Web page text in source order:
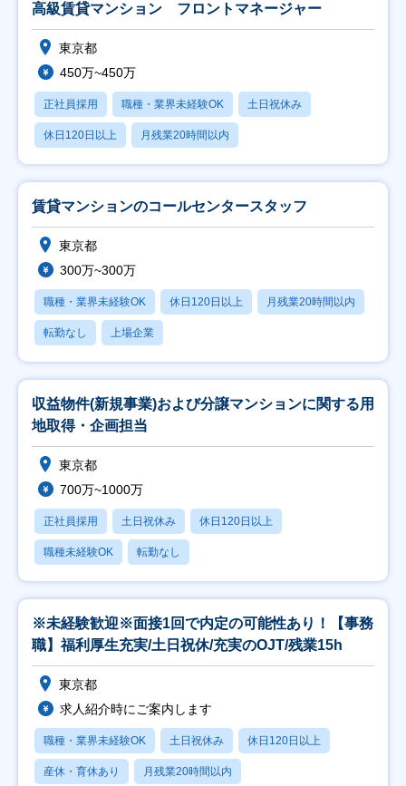
高級賃貸マンション フロントマネージャー
東京都
450万~450万
正社員採用 職種・業界未経験OK 土日祝休み
休日120日以上 月残業20時間以内
賃貸マンションのコールセンタースタッフ
東京都
300万~300万
職種・業界未経験OK 休日120日以上 月残業20時間以内
転勤なし 上場企業
収益物件(新規事業)および分譲マンションに関する用
地取得・企画担当
東京都
700万~1000万
正社員採用 土日祝休み 休日120日以上
職種未経験OK 転勤なし
※未経験歓迎※面接1回で内定の可能性あり！【事務
職】福利厚生充実/土日祝休/充実のOJT/残業15h
東京都
求人紹介時にご案内します
職種・業界未経験OK 土日祝休み 休日120日以上
産休・育休あり 月残業20時間以内